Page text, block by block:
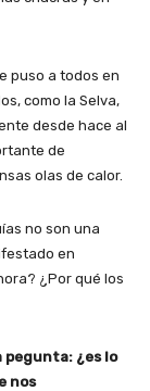
puso a todos en
como la Selva,
desde hace al
de
olas de calor.
no son una
en
¿Por qué los
pegunta: ¿es lo
nos